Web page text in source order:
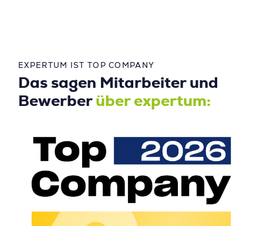
EXPERTUM IST TOP COMPANY
Das sagen Mitarbeiter und
Bewerber über expertum: